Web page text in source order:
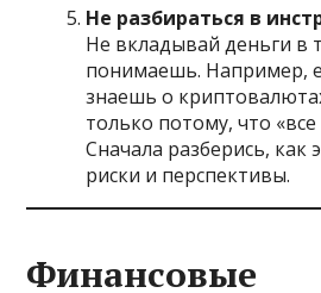
Не разбираться в
Не вкладывай деньги в
понимаешь. Например,
знаешь о
только потому, что
Сначала разберись, как
риски и перспективы.
Финансовые